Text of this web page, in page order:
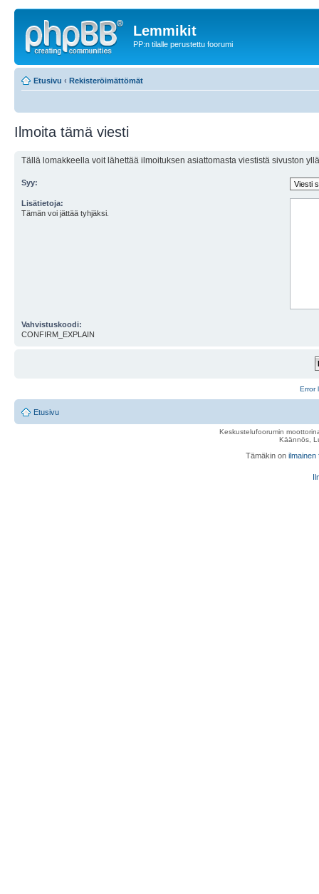
Lemmikit
PP:n tilalle perustettu foorumi
Etusivu ‹ Rekisteröimättömät
Ilmoita tämä viesti
Tällä lomakkeella voit lähettää ilmoituksen asiattomasta viestistä sivuston
Syy:
Lisätietoja:
Tämän voi jättää tyhjäksi.
Vahvistuskoodi:
CONFIRM_EXPLAIN
Error
Etusivu
Keskustelufoorumin
Käännös,
Tämäkin on ilmainen